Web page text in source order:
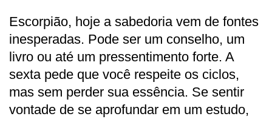
PREVISÃO DE ESCORPIÃO PARA
Escorpião, hoje a sabedoria vem de fontes
inesperadas. Pode ser um conselho, um
livro ou até um pressentimento forte. A
sexta pede que você respeite os ciclos,
mas sem perder sua essência. Se sentir
vontade de se aprofundar em um estudo,